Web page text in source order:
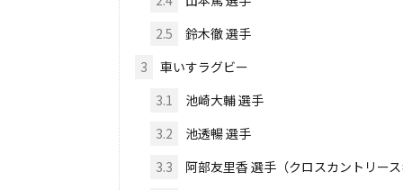
2.5
鈴木徹 選手
3
車いすラグビー
3.1
池崎大輔 選手
3.2
池透暢 選手
3.3
阿部友里香 選手（クロスカントリース